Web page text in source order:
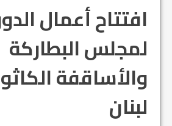
لمجلس البطاركة
والأساقفة
لبنان